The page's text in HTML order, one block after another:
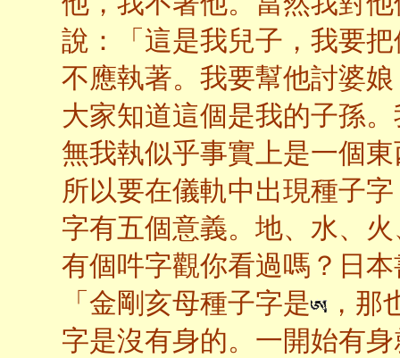
說：「這是我兒子，我要
不應執著。我要幫他討婆
大家知道這個是我的子孫
無我執似乎事實上是一個
所以要在儀軌中出現種子
字有五個意義。地、水、
有個吽字觀你看過嗎？日
「金剛亥母種子字是
，
字是沒有身的。一開始有